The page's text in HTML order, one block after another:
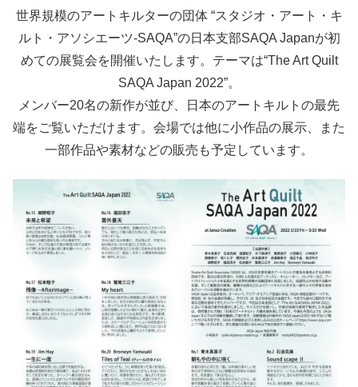
世界規模のアートキルターの団体 “スタジオ・アート・キ
ルト・アソシエーツ-SAQA”の日本支部SAQA Japanが初
めての展覧会を開催いたします。テーマは“The Art Quilt
SAQA Japan 2022”。
メンバー20名の新作が並び、日本のアートキルトの最先
端をご覧いただけます。会場では他に小作品の展示、また
一部作品や素材などの販売も予定しています。